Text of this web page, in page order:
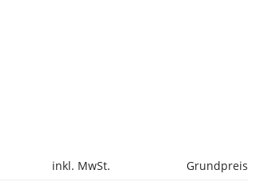
inkl. MwSt.
Grundpreis